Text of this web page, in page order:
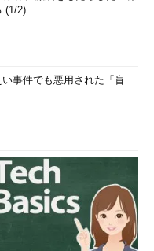
(1/2)
事件でも悪用された「盲